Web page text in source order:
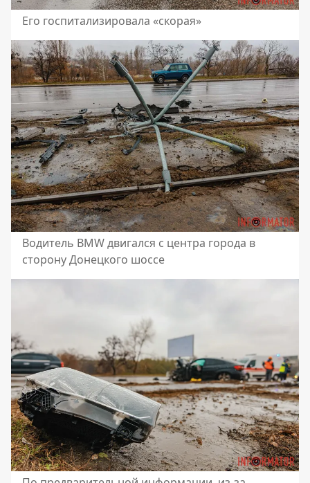
Его госпитализировала «скорая»
Водитель BMW двигался с центра города в
сторону Донецкого шоссе